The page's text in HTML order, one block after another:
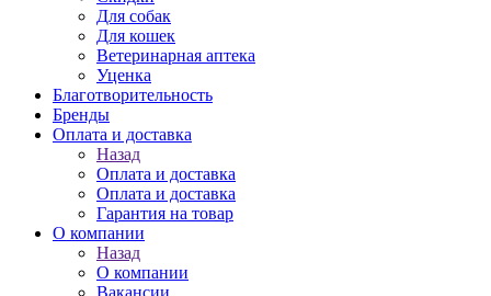
Для собак
Для кошек
Ветеринарная аптека
Уценка
Благотворительность
Бренды
Оплата и доставка
Назад
Оплата и доставка
Оплата и доставка
Гарантия на товар
О компании
Назад
О компании
Вакансии